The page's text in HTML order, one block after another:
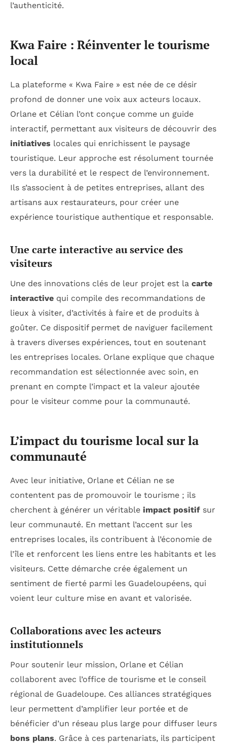
l’authenticité.
Kwa Faire : Réinventer le tourisme
local
La plateforme « Kwa Faire » est née de ce désir
profond de donner une voix aux acteurs locaux.
Orlane et Célian l’ont conçue comme un guide
interactif, permettant aux visiteurs de découvrir des
initiatives locales qui enrichissent le paysage
touristique. Leur approche est résolument tournée
vers la durabilité et le respect de l’environnement.
Ils s’associent à de petites entreprises, allant des
artisans aux restaurateurs, pour créer une
expérience touristique authentique et responsable.
Une carte interactive au service des
visiteurs
Une des innovations clés de leur projet est la carte
interactive qui compile des recommandations de
lieux à visiter, d’activités à faire et de produits à
goûter. Ce dispositif permet de naviguer facilement
à travers diverses expériences, tout en soutenant
les entreprises locales. Orlane explique que chaque
recommandation est sélectionnée avec soin, en
prenant en compte l’impact et la valeur ajoutée
pour le visiteur comme pour la communauté.
L’impact du tourisme local sur la
communauté
Avec leur initiative, Orlane et Célian ne se
contentent pas de promouvoir le tourisme ; ils
cherchent à générer un véritable impact positif sur
leur communauté. En mettant l’accent sur les
entreprises locales, ils contribuent à l’économie de
l’île et renforcent les liens entre les habitants et les
visiteurs. Cette démarche crée également un
sentiment de fierté parmi les Guadeloupéens, qui
voient leur culture mise en avant et valorisée.
Collaborations avec les acteurs
institutionnels
Pour soutenir leur mission, Orlane et Célian
collaborent avec l’office de tourisme et le conseil
régional de Guadeloupe. Ces alliances stratégiques
leur permettent d’amplifier leur portée et de
bénéficier d’un réseau plus large pour diffuser leurs
bons plans. Grâce à ces partenariats, ils participent